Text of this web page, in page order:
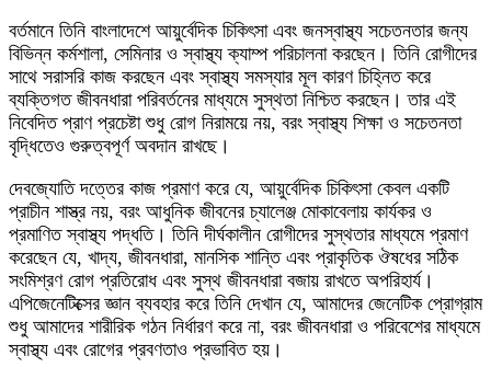
বর্তমানে তিনি বাংলাদেশে আয়ুর্বেদিক চিকিৎসা এবং জনস্বাস্থ্য সচেতনতার জন্য
বিভিন্ন কর্মশালা, সেমিনার ও স্বাস্থ্য ক্যাম্প পরিচালনা করছেন। তিনি রোগীদের
সাথে সরাসরি কাজ করছেন এবং স্বাস্থ্য সমস্যার মূল কারণ চিহ্নিত করে
ব্যক্তিগত জীবনধারা পরিবর্তনের মাধ্যমে সুস্থতা নিশ্চিত করছেন। তার এই
নিবেদিত প্রাণ প্রচেষ্টা শুধু রোগ নিরাময়ে নয়, বরং স্বাস্থ্য শিক্ষা ও সচেতনতা
বৃদ্ধিতেও গুরুত্বপূর্ণ অবদান রাখছে।
দেবজ্যোতি দত্তের কাজ প্রমাণ করে যে, আয়ুর্বেদিক চিকিৎসা কেবল একটি
প্রাচীন শাস্ত্র নয়, বরং আধুনিক জীবনের চ্যালেঞ্জ মোকাবেলায় কার্যকর ও
প্রমাণিত স্বাস্থ্য পদ্ধতি। তিনি দীর্ঘকালীন রোগীদের সুস্থতার মাধ্যমে প্রমাণ
করেছেন যে, খাদ্য, জীবনধারা, মানসিক শান্তি এবং প্রাকৃতিক ঔষধের সঠিক
সংমিশ্রণ রোগ প্রতিরোধ এবং সুস্থ জীবনধারা বজায় রাখতে অপরিহার্য।
এপিজেনেটিক্সের জ্ঞান ব্যবহার করে তিনি দেখান যে, আমাদের জেনেটিক প্রোগ্রাম
শুধু আমাদের শারীরিক গঠন নির্ধারণ করে না, বরং জীবনধারা ও পরিবেশের মাধ্যমে
স্বাস্থ্য এবং রোগের প্রবণতাও প্রভাবিত হয়।